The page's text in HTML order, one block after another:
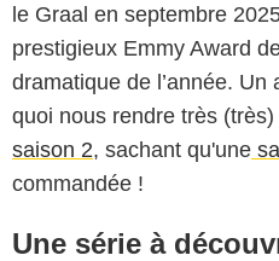
le Graal en septembre
prestigieux Emmy Award
dramatique de l’année.
quoi nous rendre très
saison 2, sachant qu'une
commandée !
Une série à